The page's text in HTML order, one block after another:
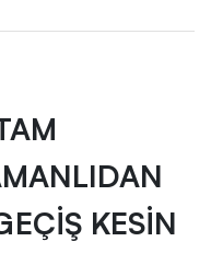
KESİN